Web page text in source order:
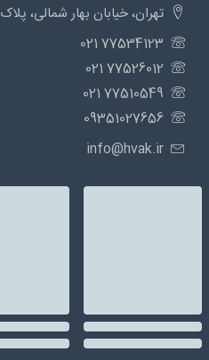
تهران، خیابان بهار شمالی، پلاک 259
77534123 021
77526012 021
77510549 021
09351027656
info@hvak.ir